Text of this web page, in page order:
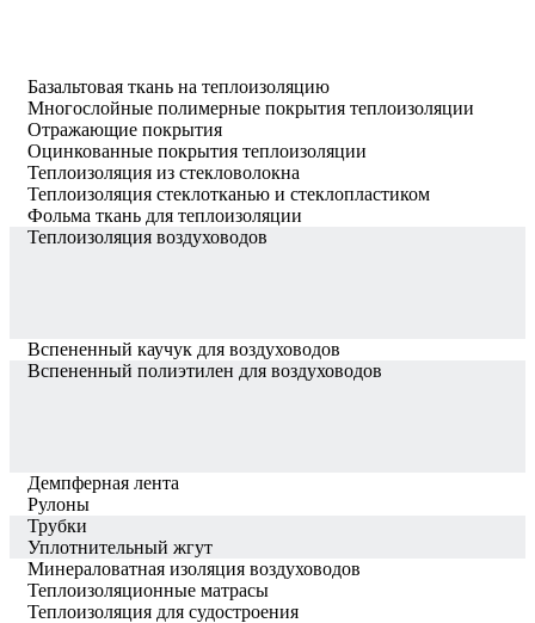
Базальтовая ткань на теплоизоляцию
Многослойные полимерные покрытия теплоизоляции
Отражающие покрытия
Оцинкованные покрытия теплоизоляции
Теплоизоляция из стекловолокна
Теплоизоляция стеклотканью и стеклопластиком
Фольма ткань для теплоизоляции
Теплоизоляция воздуховодов
Вспененный каучук для воздуховодов
Вспененный полиэтилен для воздуховодов
Демпферная лента
Рулоны
Трубки
Уплотнительный жгут
Минераловатная изоляция воздуховодов
Теплоизоляционные матрасы
Теплоизоляция для судостроения